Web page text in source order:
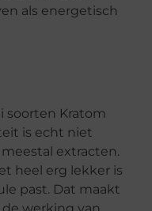
als energetisch
soorten Kratom
is echt niet
extracten.
heel erg lekker is
past. Dat maakt